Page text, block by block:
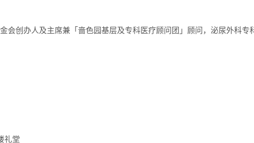
会创办人及主席兼「啬色园基层及专科医疗顾问团」顾问，泌尿外科
礼堂